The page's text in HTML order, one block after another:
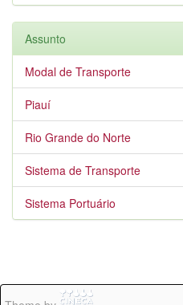
Assunto
Modal de Transporte
Piauí
Rio Grande do Norte
Sistema de Transporte
Sistema Portuário